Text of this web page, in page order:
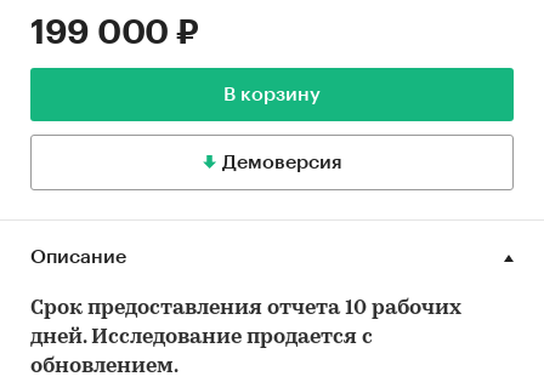
199 000 ₽
В корзину
Демоверсия
Описание
Срок предоставления отчета 10 рабочих
дней. Исследование продается с
обновлением.